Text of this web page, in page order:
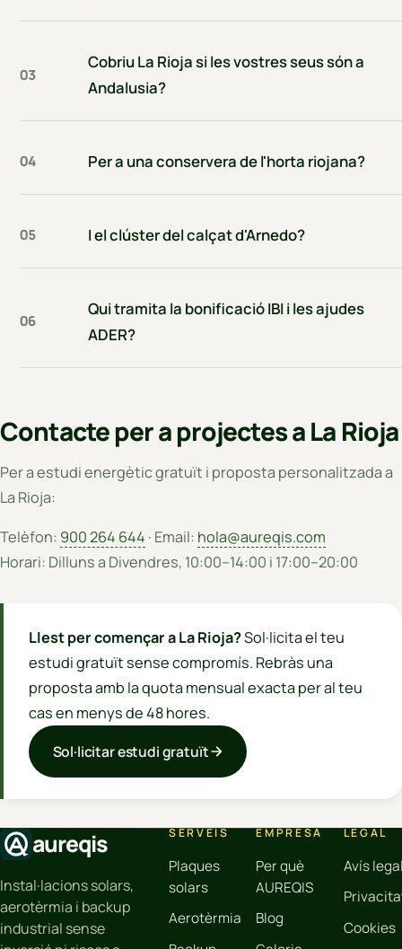
03
Cobriu La Rioja si les vostres seus són a
Andalusia?
04 Per a una conservera de l'horta riojana?
05 I el clúster del calçat d'Arnedo?
06
Qui tramita la bonificació IBI i les ajudes
ADER?
Contacte per a projectes a La Rioja
Per a estudi energètic gratuït i proposta personalitzada a
La Rioja:
Telèfon: 900 264 644 · Email: hola@aureqis.com
Horari: Dilluns a Divendres, 10:00–14:00 i 17:00–20:00
Llest per començar a La Rioja?Sol·licita el teu
estudi gratuït sense compromís. Rebràs una
proposta amb la quota mensual exacta per al teu
cas en menys de 48 hores.
Sol·licitar estudi gratuït
aureqis
Instal·lacions solars,
aerotèrmia i backup
industrial sense
SERVEIS
Plaques
solars
Aerotèrmia
EMPRESA
Per què
AUREQIS
Blog
LEGAL
Avís
Cookies